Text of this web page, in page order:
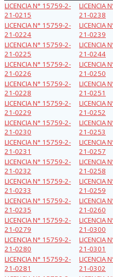
LICENCIA N° 15759-2-
21-0215
LICENCIA
21-0238
LICENCIA N° 15759-2-
21-0224
LICENCIA
21-0239
LICENCIA N° 15759-2-
21-0225
LICENCIA
21-0244
LICENCIA N° 15759-2-
21-0226
LICENCIA
21-0250
LICENCIA N° 15759-2-
21-0228
LICENCIA
21-0251
LICENCIA N° 15759-2-
21-0229
LICENCIA
21-0252
LICENCIA N° 15759-2-
21-0230
LICENCIA
21-0253
LICENCIA N° 15759-2-
21-0231
LICENCIA
21-0257
LICENCIA N° 15759-2-
21-0232
LICENCIA
21-0258
LICENCIA N° 15759-2-
21-0233
LICENCIA
21-0259
LICENCIA N° 15759-2-
21-0235
LICENCIA
21-0260
LICENCIA N° 15759-2-
21-0279
LICENCIA
21-0300
LICENCIA N° 15759-2-
21-0280
LICENCIA
21-0301
LICENCIA N° 15759-2-
21-0281
LICENCIA
21-0302